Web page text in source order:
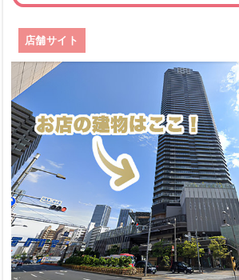
店舗サイト